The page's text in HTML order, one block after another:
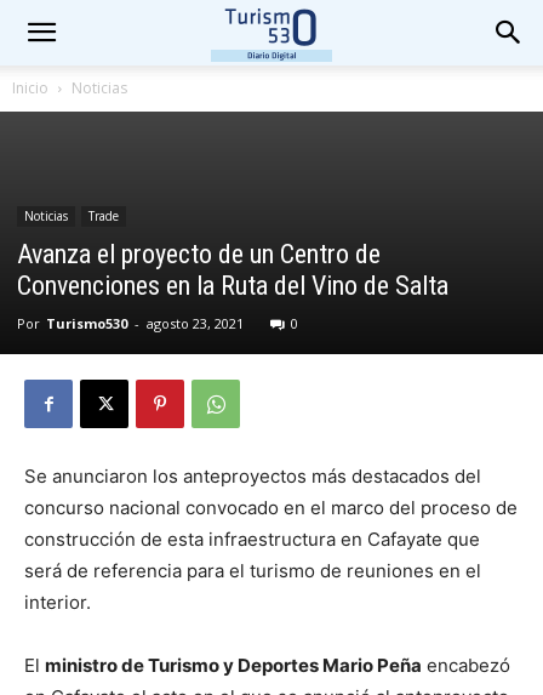
Inicio Noticias
Noticias Trade
Avanza el proyecto de un Centro de
Convenciones en la Ruta del Vino de Salta
Por Turismo530 - agosto 23, 2021 0
Se anunciaron los anteproyectos más destacados del
concurso nacional convocado en el marco del proceso de
construcción de esta infraestructura en Cafayate que
será de referencia para el turismo de reuniones en el
interior.
El ministro de Turismo y Deportes Mario Peña encabezó